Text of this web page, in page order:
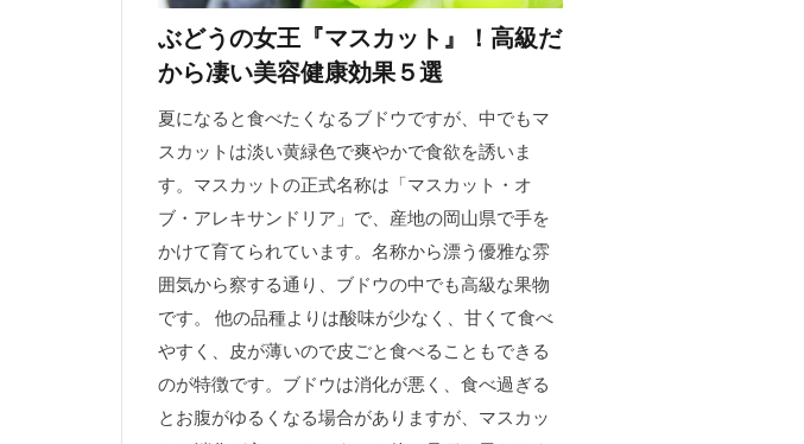
ぶどうの女王『マスカット』！高級だ
から凄い美容健康効果５選
夏になると食べたくなるブドウですが、中でもマ
スカットは淡い黄緑色で爽やかで食欲を誘いま
す。マスカットの正式名称は「マスカット・オ
ブ・アレキサンドリア」で、産地の岡山県で手を
かけて育てられています。名称から漂う優雅な雰
囲気から察する通り、ブドウの中でも高級な果物
です。 他の品種よりは酸味が少なく、甘くて食べ
やすく、皮が薄いので皮ごと食べることもできる
のが特徴です。ブドウは消化が悪く、食べ過ぎる
とお腹がゆるくなる場合がありますが、マスカッ